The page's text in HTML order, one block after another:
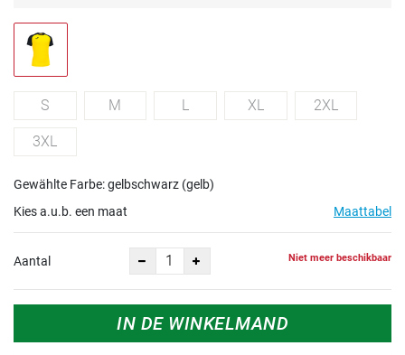
S M L XL 2XL
3XL
Gewählte Farbe: gelbschwarz (gelb)
Kies a.u.b. een maat
Maattabel
Aantal Niet meer beschikbaar
IN DE WINKELMAND